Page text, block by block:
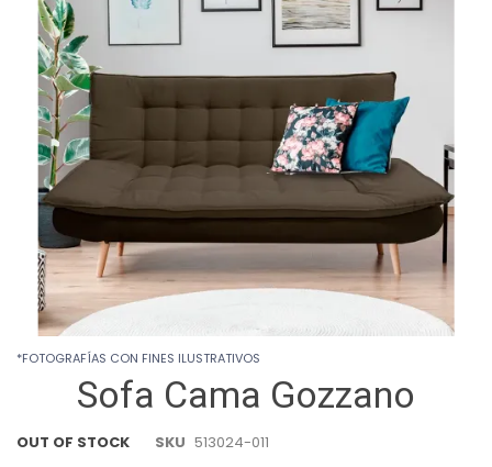
Sofa Cama Gozzano
OUT OF STOCK SKU 513024-011
images
gallery
to
beginning
the
*FOTOGRAFÍAS CON FINES ILUSTRATIVOS